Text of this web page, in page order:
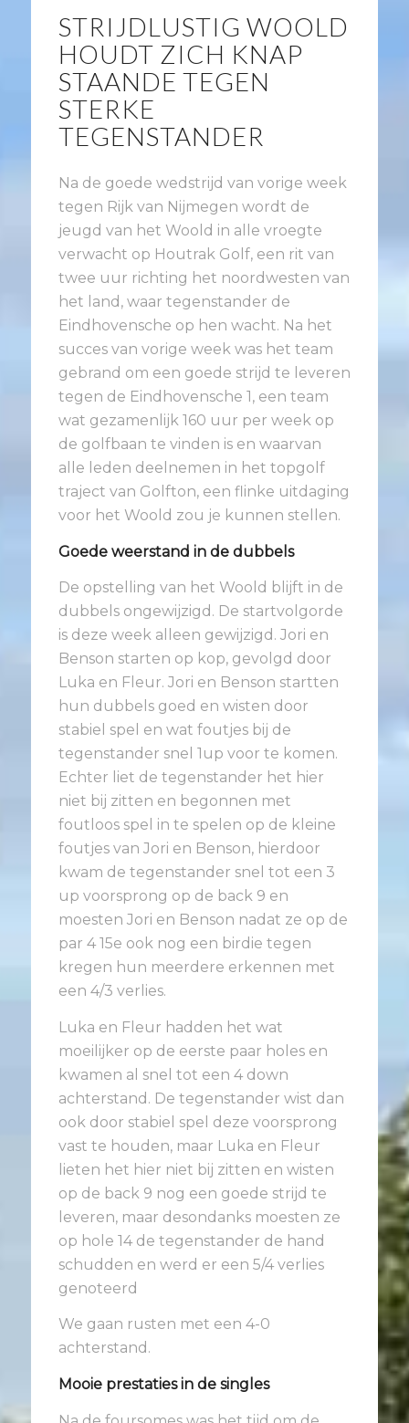
STRIJDLUSTIG WOOLD
HOUDT ZICH KNAP
STAANDE TEGEN
STERKE
TEGENSTANDER
Na de goede wedstrijd van vorige week
tegen Rijk van Nijmegen wordt de
jeugd van het Woold in alle vroegte
verwacht op Houtrak Golf, een rit van
twee uur richting het noordwesten van
het land, waar tegenstander de
Eindhovensche op hen wacht. Na het
succes van vorige week was het team
gebrand om een goede strijd te leveren
tegen de Eindhovensche 1, een team
wat gezamenlijk 160 uur per week op
de golfbaan te vinden is en waarvan
alle leden deelnemen in het topgolf
traject van Golfton, een flinke uitdaging
voor het Woold zou je kunnen stellen.
Goede weerstand in de dubbels
De opstelling van het Woold blijft in de
dubbels ongewijzigd. De startvolgorde
is deze week alleen gewijzigd. Jori en
Benson starten op kop, gevolgd door
Luka en Fleur. Jori en Benson startten
hun dubbels goed en wisten door
stabiel spel en wat foutjes bij de
tegenstander snel 1up voor te komen.
Echter liet de tegenstander het hier
niet bij zitten en begonnen met
foutloos spel in te spelen op de kleine
foutjes van Jori en Benson, hierdoor
kwam de tegenstander snel tot een 3
up voorsprong op de back 9 en
moesten Jori en Benson nadat ze op de
par 4 15e ook nog een birdie tegen
kregen hun meerdere erkennen met
een 4/3 verlies.
Luka en Fleur hadden het wat
moeilijker op de eerste paar holes en
kwamen al snel tot een 4 down
achterstand. De tegenstander wist dan
ook door stabiel spel deze voorsprong
vast te houden, maar Luka en Fleur
lieten het hier niet bij zitten en wisten
op de back 9 nog een goede strijd te
leveren, maar desondanks moesten ze
op hole 14 de tegenstander de hand
schudden en werd er een 5/4 verlies
genoteerd
We gaan rusten met een 4-0
achterstand.
Mooie prestaties in de singles